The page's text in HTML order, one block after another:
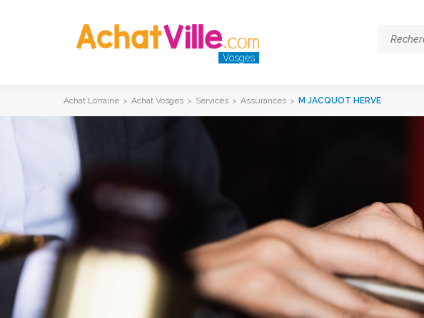
Vosges
Achat Lorraine > Achat Vosges > Services > Assurances > M JACQUOT HERVE